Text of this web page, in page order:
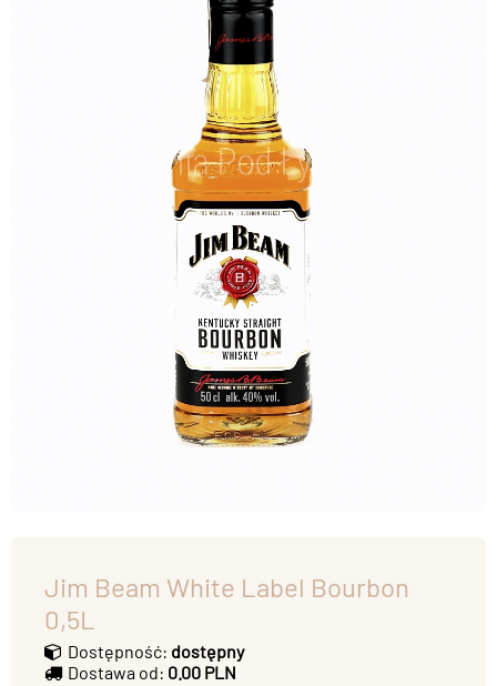
Jim Beam White Label Bourbon
0,5L
Dostępność: dostępny
Dostawa od: 0.00 PLN